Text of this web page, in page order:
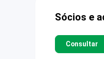
Sócios e
Consultar